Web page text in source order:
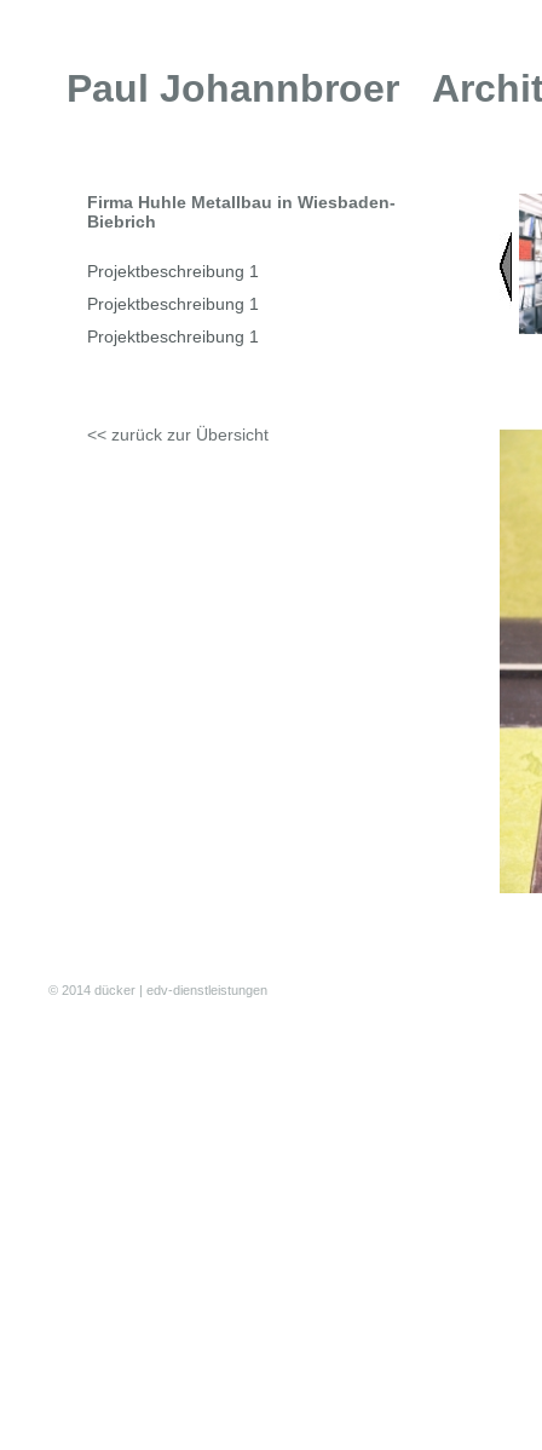
Paul Johannbroer
Firma Huhle Metallbau in Wiesbaden-
Biebrich
Projektbeschreibung 1
Projektbeschreibung 1
Projektbeschreibung 1
<< zurück zur Übersicht
© 2014 dücker | edv-dienstleistungen